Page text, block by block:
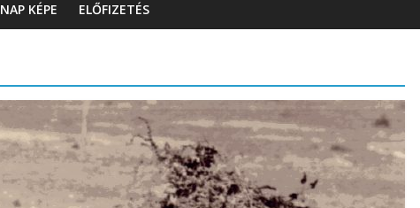
NAP KÉPE ELŐFIZETÉS